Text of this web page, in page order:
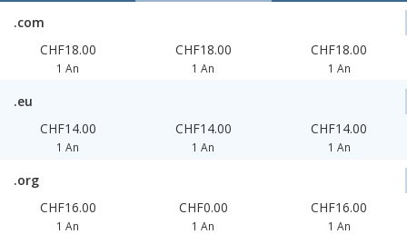
.com
CHF18.00
1 An
CHF18.00
1 An
CHF18.00
1 An
.eu
CHF14.00
1 An
CHF14.00
1 An
CHF14.00
1 An
.org
CHF16.00
1 An
CHF0.00
1 An
CHF16.00
1 An